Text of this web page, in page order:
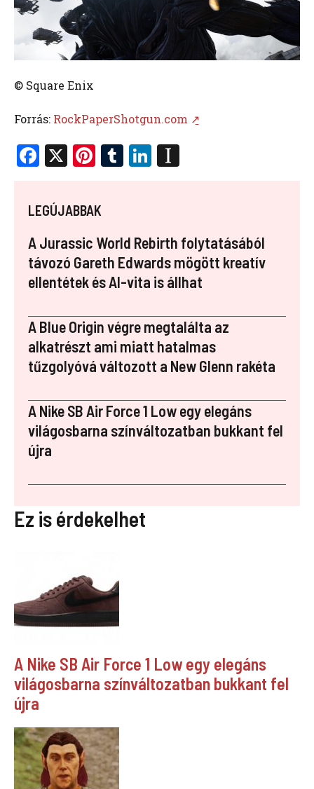
© Square Enix
Forrás: RockPaperShotgun.com ↗̱
F
ce
b
o
o
k
X Pi
er
es
t
T
r
Li
dI
n
a
p
er
LEGÚJABBAK
A Jurassic World Rebirth folytatásából
távozó Gareth Edwards mögött kreatív
ellentétek és AI-vita is állhat
A Blue Origin végre megtalálta az
alkatrészt ami miatt hatalmas
tűzgolyóvá változott a New Glenn rakéta
A Nike SB Air Force 1 Low egy elegáns
világosbarna színváltozatban bukkant fel
újra
Ez is érdekelhet
A Nike SB Air Force 1 Low egy elegáns
világosbarna színváltozatban bukkant fel
újra